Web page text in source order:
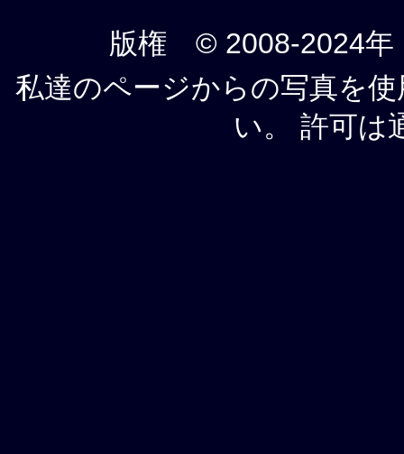
版権 © 2008-2024年
私達のページからの写真を
い。 許可は